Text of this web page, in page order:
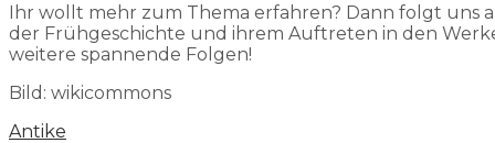
Ihr wollt mehr zum Thema erfahren? Dann folgt uns
der Frühgeschichte und ihrem Auftreten in den
weitere spannende Folgen!
Bild: wikicommons
Antike